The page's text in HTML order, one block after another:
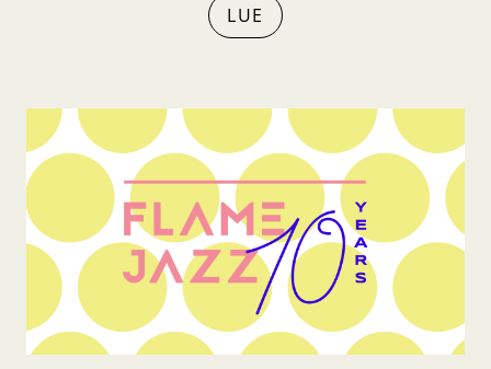
LUE